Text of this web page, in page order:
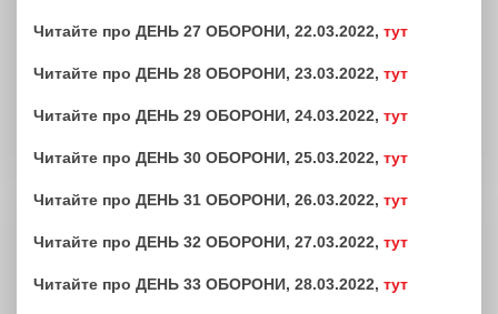
Читайте про ДЕНЬ 27 ОБОРОНИ, 22.03.2022, тут
Читайте про ДЕНЬ 28 ОБОРОНИ, 23.03.2022, тут
Читайте про ДЕНЬ 29 ОБОРОНИ, 24.03.2022, тут
Читайте про ДЕНЬ 30 ОБОРОНИ, 25.03.2022, тут
Читайте про ДЕНЬ 31 ОБОРОНИ, 26.03.2022, тут
Читайте про ДЕНЬ 32 ОБОРОНИ, 27.03.2022, тут
Читайте про ДЕНЬ 33 ОБОРОНИ, 28.03.2022, тут